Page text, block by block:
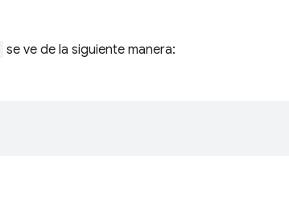
se ve de la siguiente manera: